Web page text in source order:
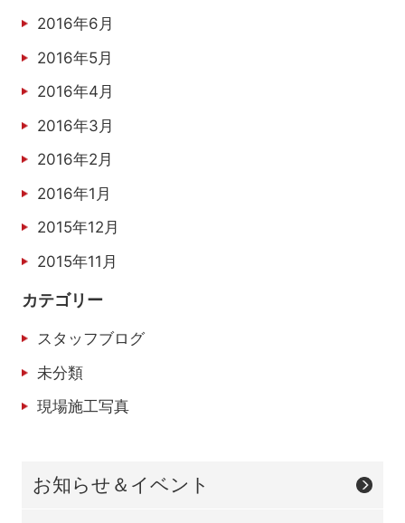
2016年6月
2016年5月
2016年4月
2016年3月
2016年2月
2016年1月
2015年12月
2015年11月
カテゴリー
スタッフブログ
未分類
現場施工写真
お知らせ＆イベント